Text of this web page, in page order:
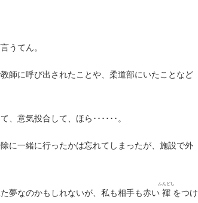
うてん。
師に呼び出されたことや、柔道部にいたことなど
意気投合して、ほら･･････。
に一緒に行ったかは忘れてしまったが、施設で外
夢なのかもしれないが、私も相手も赤い 褌
ふんどし
をつけ